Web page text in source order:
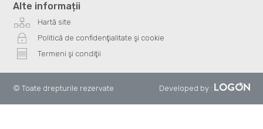
Alte informații
Hartă site
Politică de confidenţialitate şi cookie
Termeni şi condiţii
© Toate drepturile rezervate Developed by :